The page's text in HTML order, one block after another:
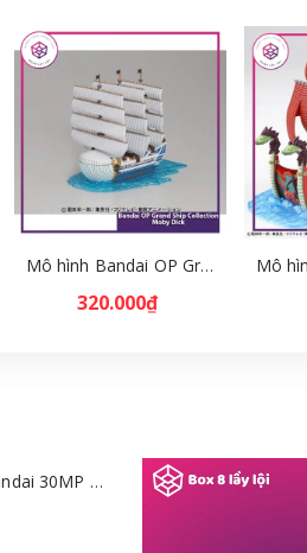
Mô hình Bandai OP Grand Ship Collection Moby Dick [GDB] [MKB]
320.000₫
Mô hình Bandai 30MP Rei Ayanami (PLUG SUIT Ver.) – Evangelion [GDB] [30MP]